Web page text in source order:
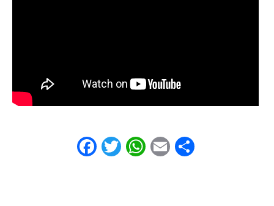
Facebook
Twitter
WhatsApp
EmailShare